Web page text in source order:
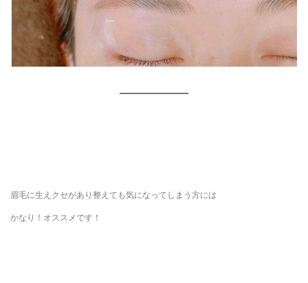
眉毛に生えクセがあり整えても気になってしまう方には
かなり！オススメです！